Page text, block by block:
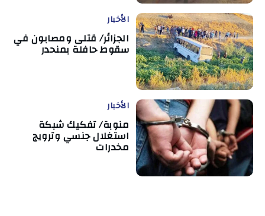
الأخبار
الجزائر/ قتلى ومصابون في
سقوط حافلة بمنحدر
الأخبار
منوبة/ تفكيك شبكة
استغلال جنسي وترويج
مخدرات